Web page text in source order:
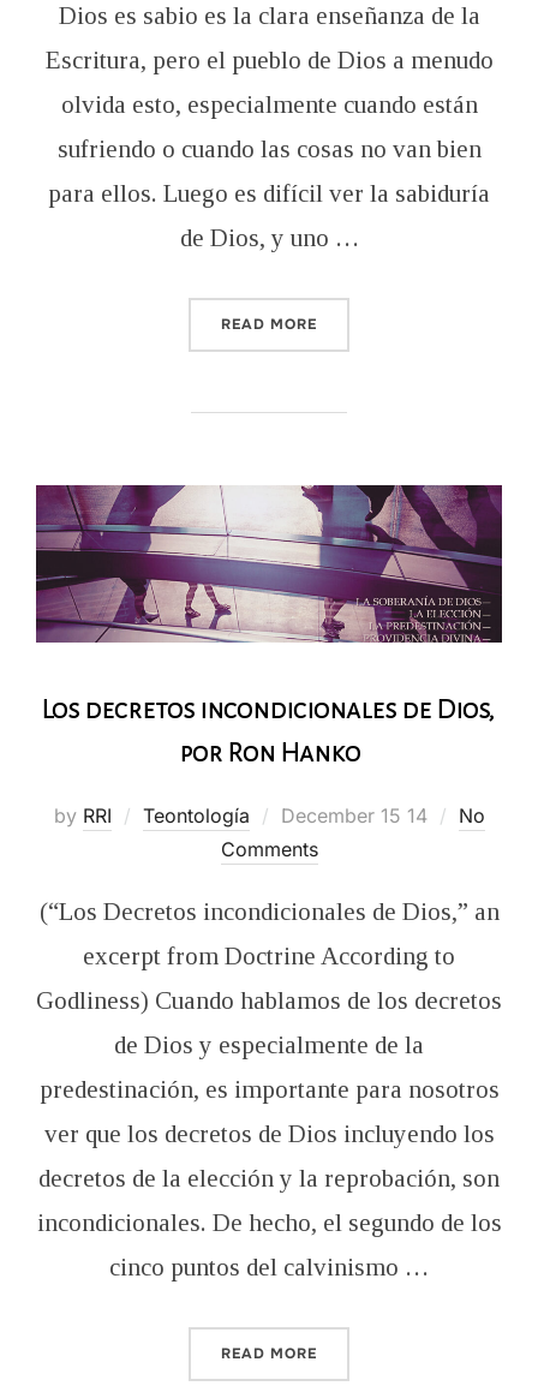
Dios es sabio es la clara enseñanza de la
Escritura, pero el pueblo de Dios a menudo
olvida esto, especialmente cuando están
sufriendo o cuando las cosas no van bien
para ellos. Luego es difícil ver la sabiduría
de Dios, y uno …
READ MORE
Los decretos incondicionales de Dios,
por Ron Hanko
by RRI Teontología
Posted
on
December 15 14
No
Comments
(“Los Decretos incondicionales de Dios,” an
excerpt from Doctrine According to
Godliness) Cuando hablamos de los decretos
de Dios y especialmente de la
predestinación, es importante para nosotros
ver que los decretos de Dios incluyendo los
decretos de la elección y la reprobación, son
incondicionales. De hecho, el segundo de los
cinco puntos del calvinismo …
READ MORE